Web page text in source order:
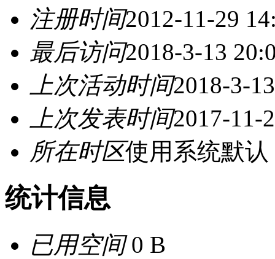
注册时间2012-11-29
最后访问2018-3-13
上次活动时间2018-3-
上次发表时间2017-11-
所在时区使用系统默认
统计信息
已用空间0 B